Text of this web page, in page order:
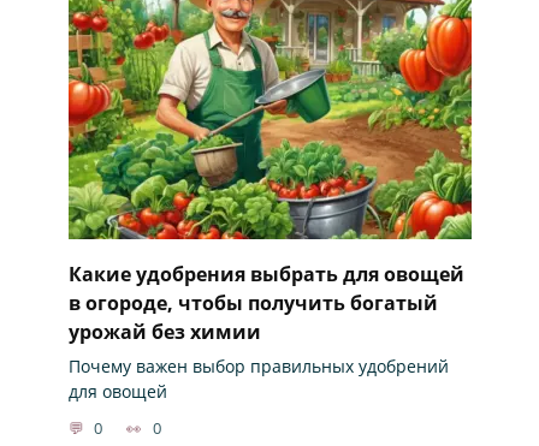
Какие удобрения выбрать для овощей
в огороде, чтобы получить богатый
урожай без химии
Почему важен выбор правильных удобрений
для овощей
0 0